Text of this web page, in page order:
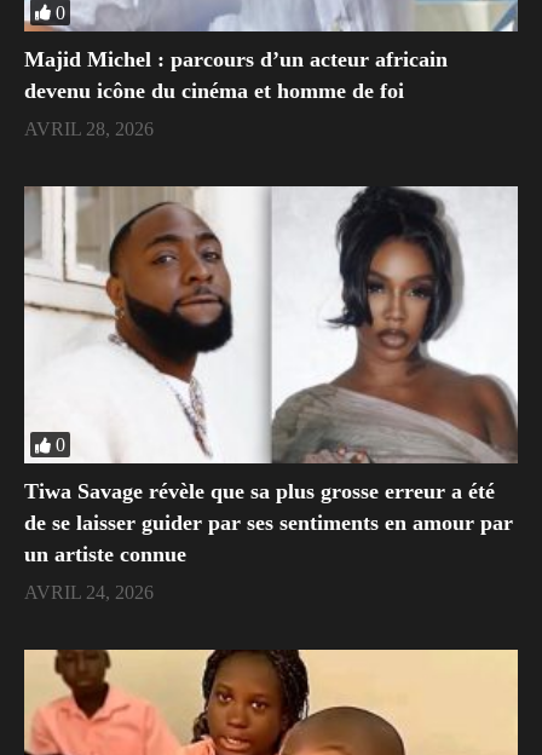
0
Majid Michel : parcours d’un acteur africain
devenu icône du cinéma et homme de foi
AVRIL 28, 2026
0
Tiwa Savage révèle que sa plus grosse erreur a été
de se laisser guider par ses sentiments en amour par
un artiste connue
AVRIL 24, 2026